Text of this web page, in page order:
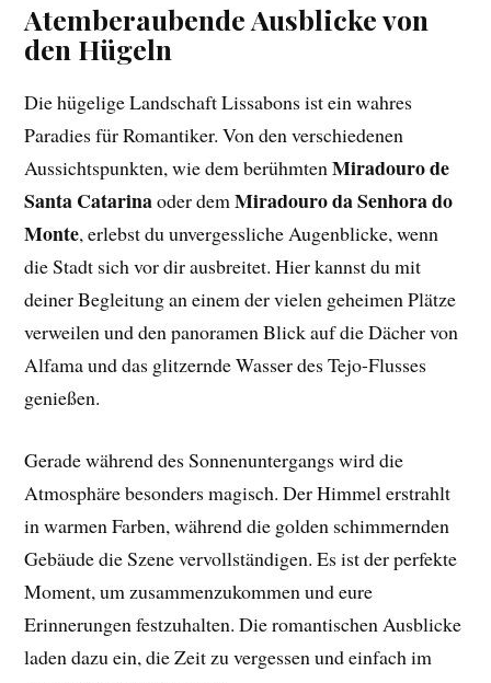
Atemberaubende Ausblicke von
den Hügeln
Die hügelige Landschaft Lissabons ist ein wahres
Paradies für Romantiker. Von den verschiedenen
Aussichtspunkten, wie dem berühmtenMiradouro de
Santa Catarinaoder demMiradouro da Senhora do
Monte, erlebst du unvergessliche Augenblicke, wenn
die Stadt sich vor dir ausbreitet. Hier kannst du mit
deiner Begleitung an einem der vielen geheimen Plätze
verweilen und den panoramen Blick auf die Dächer von
Alfama und das glitzernde Wasser des Tejo-Flusses
genießen.
Gerade während des Sonnenuntergangs wird die
Atmosphäre besonders magisch. Der Himmel erstrahlt
in warmen Farben, während die golden schimmernden
Gebäude die Szene vervollständigen. Es ist der perfekte
Moment, um zusammenzukommen und eure
Erinnerungen festzuhalten. Die romantischen Ausblicke
laden dazu ein, die Zeit zu vergessen und einfach im